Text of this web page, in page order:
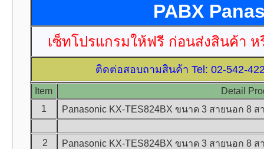
PABX
เซ็ทโปรแกรมให้ฟรี ก่อนส่งสินค้า ห
ติดต่อสอบถามสินค้า Tel: 02-542-
Item
Detail
1
Panasonic KX-TES824BX ขนาด 3 สายนอก 8 ส
2
Panasonic KX-TES824BX ขนาด 3 สายนอก 8 ส